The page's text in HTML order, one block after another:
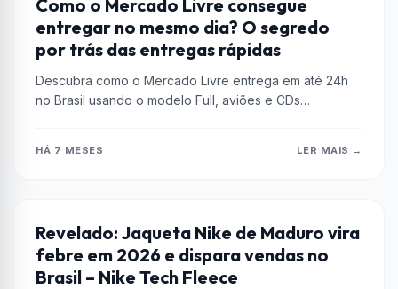
Como o Mercado Livre consegue
entregar no mesmo dia? O segredo
por trás das entregas rápidas
Descubra como o Mercado Livre entrega em até 24h
no Brasil usando o modelo Full, aviões e CDs
HÁ 7 MESES LER MAIS →
EMPRESAS
Revelado: Jaqueta Nike de Maduro vira
febre em 2026 e dispara vendas no
Brasil – Nike Tech Fleece